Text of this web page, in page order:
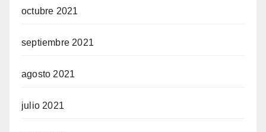
octubre 2021
septiembre 2021
agosto 2021
julio 2021